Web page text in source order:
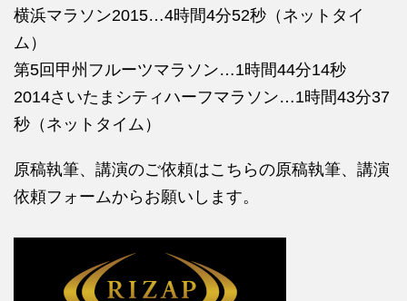
横浜マラソン2015…4時間4分52秒（ネットタイ
ム）
第5回甲州フルーツマラソン…1時間44分14秒
2014さいたまシティハーフマラソン…1時間43分37
秒（ネットタイム）
原稿執筆、講演のご依頼はこちらの原稿執筆、講演
依頼フォームからお願いします。